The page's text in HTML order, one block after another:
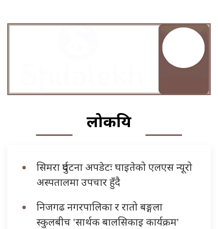
लोकप्रिय
सिमरा दुर्घटना अपडेटः घाइतेको एलएस न्यूरो
अस्पतालमा उपचार हुँदै
निजगढ नगरपालिका र रातो बङ्गला
स्कुलबीच 'सार्थक बालसिकाइ कार्यक्रम'